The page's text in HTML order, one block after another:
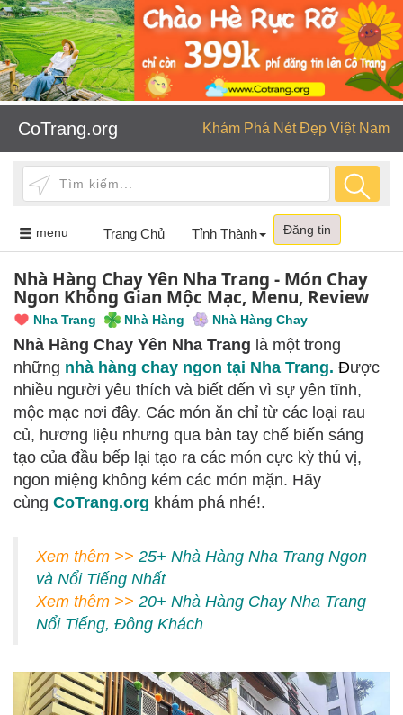
CoTrang.org Khám Phá Nét Đẹp Việt Nam
menu Toggle
navigation
Trang Chủ Tỉnh Thành Đăng tin
Nhà Hàng Chay Yên Nha Trang - Món Chay
Ngon Không Gian Mộc Mạc, Menu, Review
Nha Trang Nhà Hàng Nhà Hàng Chay
Nhà Hàng Chay Yên Nha Trang là một trong
những nhà hàng chay ngon tại Nha Trang. Được
nhiều người yêu thích và biết đến vì sự yên tĩnh,
mộc mạc nơi đây. Các món ăn chỉ từ các loại rau
củ, hương liệu nhưng qua bàn tay chế biến sáng
tạo của đầu bếp lại tạo ra các món cực kỳ thú vị,
ngon miệng không kém các món mặn. Hãy
cùng CoTrang.org khám phá nhé!.
Xem thêm >> 25+ Nhà Hàng Nha Trang Ngon
và Nổi Tiếng Nhất
Xem thêm >> 20+ Nhà Hàng Chay Nha Trang
Nổi Tiếng, Đông Khách